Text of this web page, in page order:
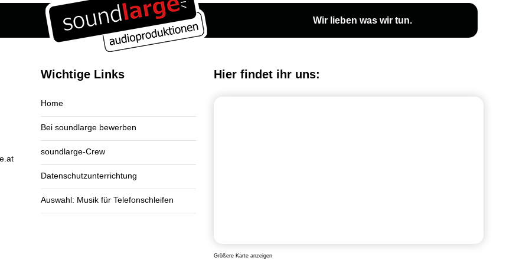
Wir lieben was wir tun.
Wichtige Links
Home
Bei soundlarge bewerben
soundlarge-Crew
Datenschutzunterrichtung
Auswahl: Musik für Telefonschleifen
Hier findet ihr uns:
Größere Karte anzeigen